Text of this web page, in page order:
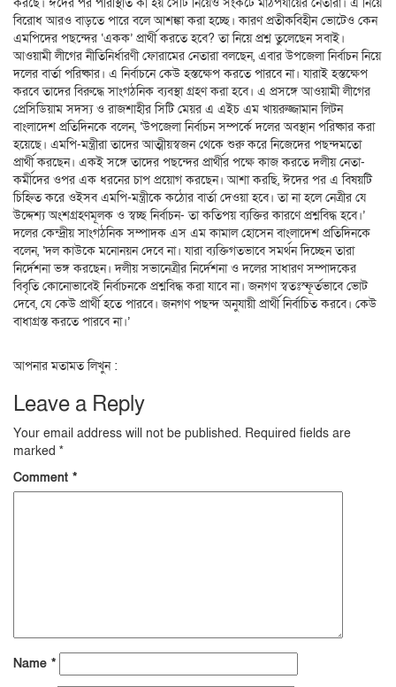
বিরোধ আরও বাড়তে পারে বলে আশঙ্কা করা হচ্ছে। কারণ প্রতীকবিহীন ভোটেও কেন
এমপিদের পছন্দের ‘একক’ প্রার্থী করতে হবে? তা নিয়ে প্রশ্ন তুলেছেন সবাই।
আওয়ামী লীগের নীতিনির্ধারণী ফোরামের নেতারা বলছেন, এবার উপজেলা নির্বাচন নিয়ে
দলের বার্তা পরিষ্কার। এ নির্বাচনে কেউ হস্তক্ষেপ করতে পারবে না। যারাই হস্তক্ষেপ
করবে তাদের বিরুদ্ধে সাংগঠনিক ব্যবস্থা গ্রহণ করা হবে। এ প্রসঙ্গে আওয়ামী লীগের
প্রেসিডিয়াম সদস্য ও রাজশাহীর সিটি মেয়র এ এইচ এম খায়রুজ্জামান লিটন
বাংলাদেশ প্রতিদিনকে বলেন, ‘উপজেলা নির্বাচন সম্পর্কে দলের অবস্থান পরিষ্কার করা
হয়েছে। এমপি-মন্ত্রীরা তাদের আত্মীয়স্বজন থেকে শুরু করে নিজেদের পছন্দমতো
প্রার্থী করছেন। একই সঙ্গে তাদের পছন্দের প্রার্থীর পক্ষে কাজ করতে দলীয় নেতা-
কর্মীদের ওপর এক ধরনেরচাপ প্রয়োগ করছেন। আশা করছি,ঈদের পর এ বিষয়টি
চিহ্নিত করে ওইসব এমপি-মন্ত্রীকে কঠোর বার্তা দেওয়া হবে। তা না হলে নেত্রীর যে
উদ্দেশ্য অংশগ্রহণমূলক ও স্বচ্ছ নির্বাচন- তা কতিপয় ব্যক্তির কারণে প্রশ্নবিদ্ধ হবে।’
দলের কেন্দ্রীয় সাংগঠনিক সম্পাদক এস এম কামাল হোসেনবাংলাদেশ প্রতিদিনকে
বলেন, ‘দল কাউকে মনোনয়ন দেবে না। যারা ব্যক্তিগতভাবে সমর্থন দিচ্ছেন তারা
নির্দেশনা ভঙ্গ করছেন। দলীয় সভানেত্রীর নির্দেশনা ও দলের সাধারণ সম্পাদকের
বিবৃতি কোনোভাবেই নির্বাচনকে প্রশ্নবিদ্ধ করা যাবে না। জনগণ স্বতঃস্ফূর্তভাবে ভোট
দেবে, যে কেউ প্রার্থী হতে পারবে। জনগণ পছন্দ অনুযায়ী প্রার্থী নির্বাচিত করবে। কেউ
বাধাগ্রস্ত করতে পারবে না।’
আপনার মতামত লিখুন :
Leave a Reply
Your email address will not be published. Required fields are
marked *
Comment *
Name *